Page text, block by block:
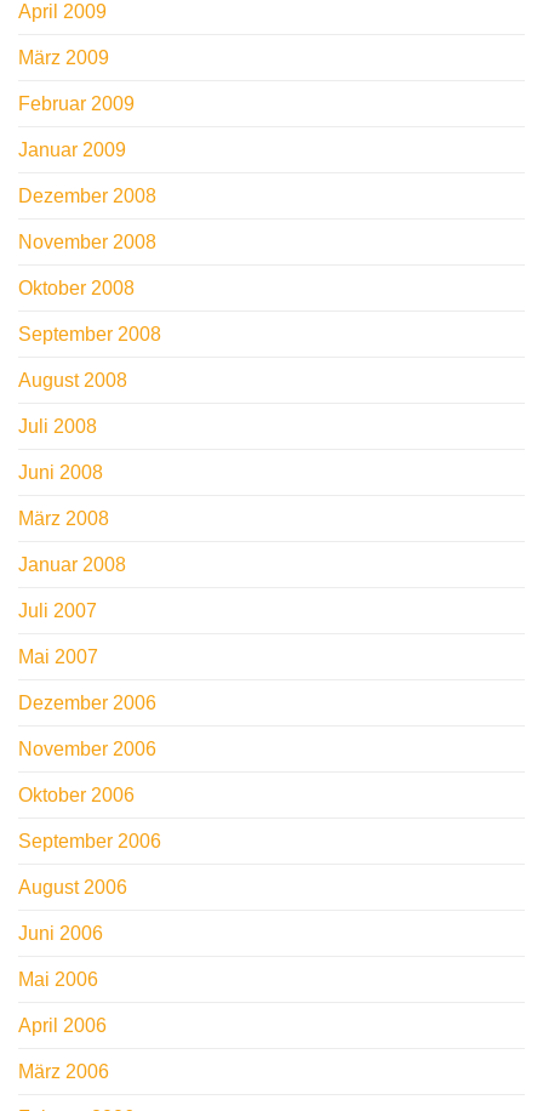
April 2009
März 2009
Februar 2009
Januar 2009
Dezember 2008
November 2008
Oktober 2008
September 2008
August 2008
Juli 2008
Juni 2008
März 2008
Januar 2008
Juli 2007
Mai 2007
Dezember 2006
November 2006
Oktober 2006
September 2006
August 2006
Juni 2006
Mai 2006
April 2006
März 2006